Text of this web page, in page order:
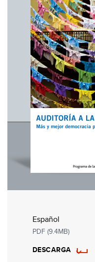
Español
PDF (9.4MB)
DESCARGA